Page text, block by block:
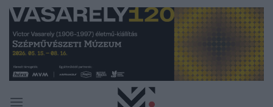
Skip
content